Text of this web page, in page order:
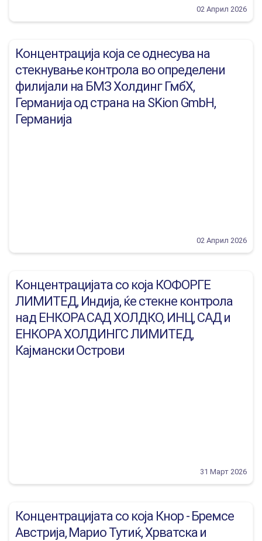
02 Април 2026
Концентрација која се однесува на
стекнување контрола во определени
филијали на БМЗ Холдинг ГмбХ,
Германија од страна на SKion GmbH,
Германија
02 Април 2026
Kонцентрацијата со која КОФОРГЕ
ЛИМИТЕД, Индија, ќе стекне контрола
над ЕНКОРА САД ХОЛДКО, ИНЦ, САД и
ЕНКОРА ХОЛДИНГС ЛИМИТЕД,
Кајмански Острови
31 Март 2026
Концентрацијата со која Кнор - Бремсе
Австрија, Марио Тутиќ, Хрватска и